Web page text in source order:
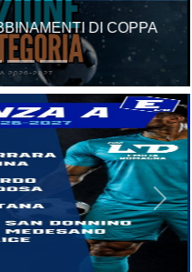
USCITI I GIRONI
Next